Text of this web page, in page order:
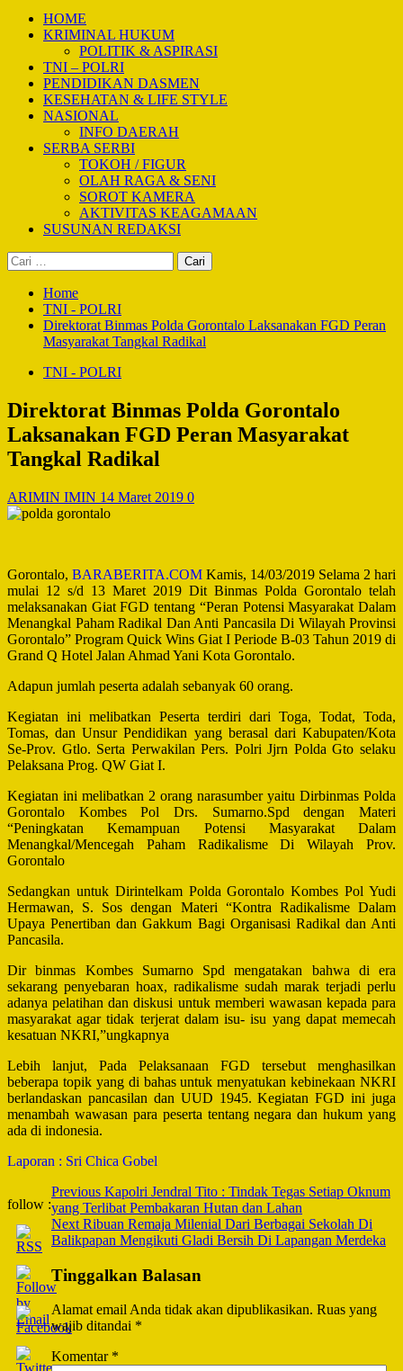
HOME
KRIMINAL HUKUM
POLITIK & ASPIRASI
TNI – POLRI
PENDIDIKAN DASMEN
KESEHATAN & LIFE STYLE
NASIONAL
INFO DAERAH
SERBA SERBI
TOKOH / FIGUR
OLAH RAGA & SENI
SOROT KAMERA
AKTIVITAS KEAGAMAAN
SUSUNAN REDAKSI
Cari
untuk:
Home
TNI - POLRI
Direktorat Binmas Polda Gorontalo Laksanakan FGD Peran
Masyarakat Tangkal Radikal
TNI - POLRI
Direktorat Binmas Polda Gorontalo
Laksanakan FGD Peran Masyarakat
Tangkal Radikal
ARIMIN IMIN 14 Maret 2019 0
Gorontalo, BARABERITA.COM Kamis, 14/03/2019 Selama 2 hari
mulai 12 s/d 13 Maret 2019 Dit Binmas Polda Gorontalo telah
melaksanakan Giat FGD tentang “Peran Potensi Masyarakat Dalam
Menangkal Paham Radikal Dan Anti Pancasila Di Wilayah Provinsi
Gorontalo” Program Quick Wins Giat I Periode B-03 Tahun 2019 di
Grand Q Hotel Jalan Ahmad Yani Kota Gorontalo.
Adapun jumlah peserta adalah sebanyak 60 orang.
Kegiatan ini melibatkan Peserta terdiri dari Toga, Todat, Toda,
Tomas, dan Unsur Pendidikan yang berasal dari Kabupaten/Kota
Se-Prov. Gtlo. Serta Perwakilan Pers. Polri Jjrn Polda Gto selaku
Pelaksana Prog. QW Giat I.
Kegiatan ini melibatkan 2 orang narasumber yaitu Dirbinmas Polda
Gorontalo Kombes Pol Drs. Sumarno.Spd dengan Materi
“Peningkatan Kemampuan Potensi Masyarakat Dalam
Menangkal/Mencegah Paham Radikalisme Di Wilayah Prov.
Gorontalo
Sedangkan untuk Dirintelkam Polda Gorontalo Kombes Pol Yudi
Hermawan, S. Sos dengan Materi “Kontra Radikalisme Dalam
Upaya Penertiban dan Gakkum Bagi Organisasi Radikal dan Anti
Pancasila.
Dir binmas Kombes Sumarno Spd mengatakan bahwa di era
sekarang penyebaran hoax, radikalisme sudah marak terjadi perlu
adanya pelatihan dan diskusi untuk memberi wawasan kepada para
masyarakat agar tidak terjerat dalam isu- isu yang dapat memecah
kesatuan NKRI,”ungkapnya
Lebih lanjut, Pada Pelaksanaan FGD tersebut menghasilkan
beberapa topik yang di bahas untuk menyatukan kebinekaan NKRI
berlandaskan pancasilan dan UUD 1945. Kegiatan FGD ini juga
menambah wawasan para peserta tentang negara dan hukum yang
ada di indonesia.
Laporan : Sri Chica Gobel
follow :
Post
Navigation
Previous Kapolri Jendral Tito : Tindak Tegas Setiap Oknum
yang Terlibat Pembakaran Hutan dan Lahan
Next Ribuan Remaja Milenial Dari Berbagai Sekolah Di
Balikpapan Mengikuti Gladi Bersih Di Lapangan Merdeka
Tinggalkan Balasan
Alamat email Anda tidak akan dipublikasikan. Ruas yang
wajib ditandai *
Komentar *